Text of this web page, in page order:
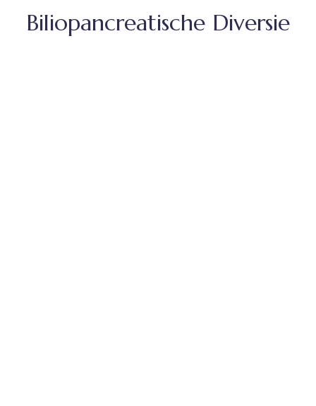
Biliopancreatische Diversie